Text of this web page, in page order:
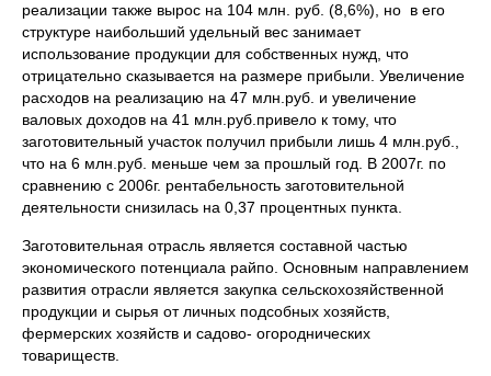
реализации также вырос на 104 млн. руб. (8,6%), но в его
структуре наибольший удельный вес занимает
использование продукции для собственных нужд, что
отрицательно сказывается на размере прибыли. Увеличение
расходов на реализацию на 47 млн.руб. и увеличение
валовых доходов на 41 млн.руб.привело к тому, что
заготовительный участок получил прибыли лишь 4 млн.руб.,
что на 6 млн.руб. меньше чем за прошлый год. В 2007г. по
сравнению с 2006г. рентабельность заготовительной
деятельности снизилась на 0,37 процентных пункта.
Заготовительная отрасль является составной частью
экономического потенциала райпо. Основным направлением
развития отрасли является закупка сельскохозяйственной
продукции и сырья от личных подсобных хозяйств,
фермерских хозяйств и садово- огороднических
товариществ.